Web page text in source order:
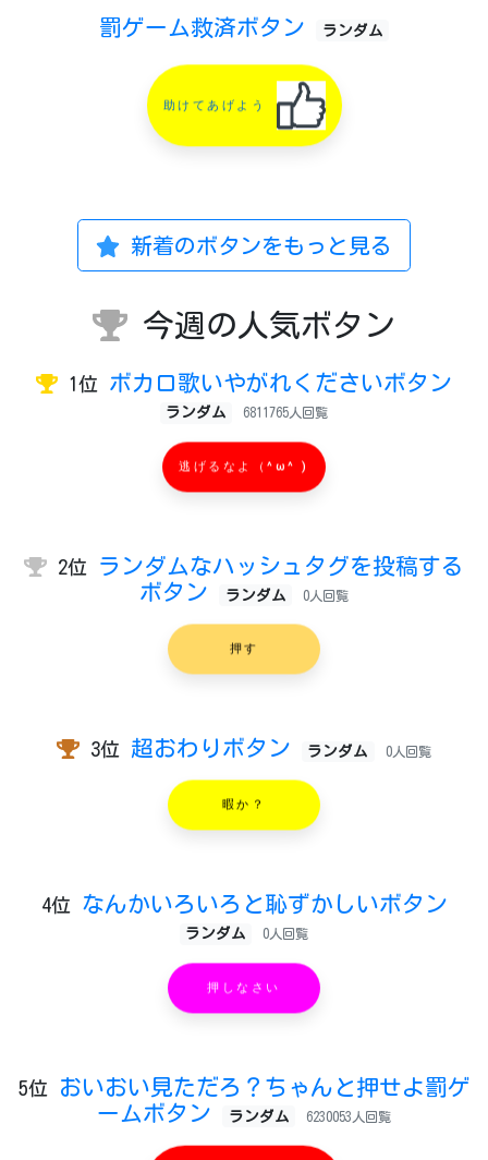
罰ゲーム救済ボタン ランダム
助けてあげよう
新着のボタンをもっと見る
今週の人気ボタン
1位 ボカロ歌いやがれくださいボタン
ランダム 6811765人回覧
逃げるなよ（^ω^ )
2位
ランダムなハッシュタグを投稿する
ボタン
ランダム 0人回覧
押す
3位 超おわりボタン ランダム 0人回覧
暇か？
4位 なんかいろいろと恥ずかしいボタン
ランダム 0人回覧
押しなさい
5位
おいおい見ただろ？ちゃんと押せよ罰ゲ
ームボタン
ランダム 6230053人回覧